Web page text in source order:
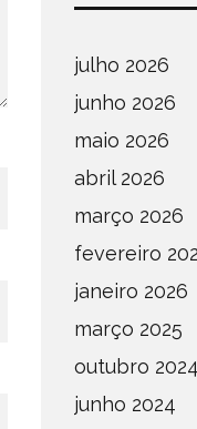
julho 2026
junho 2026
maio 2026
abril 2026
março 2026
fevereiro
janeiro 2026
março 2025
outubro 2024
junho 2024